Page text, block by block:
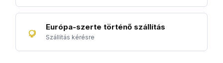
Európa-szerte történő szállítás
Szállítás kérésre